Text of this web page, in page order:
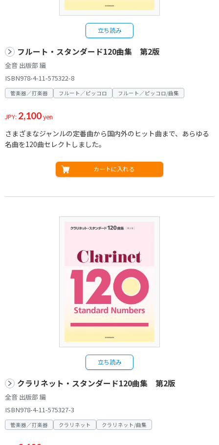
立ち読み
フルート・スタンダード120曲集 第2版
全音 出版部 編
ISBN978-4-11-575322-8
管楽器／打楽器 フルート／ピッコロ フルート／ピッコロ/曲集
JPY: 2,100yen
さまざまなジャンルの定番曲から国内外のヒット曲まで、あらゆる
名曲を120曲セレクトしました。
カートに入れる
立ち読み
クラリネット・スタンダード120曲集 第2版
全音 出版部 編
ISBN978-4-11-575327-3
管楽器／打楽器 クラリネット クラリネット/曲集